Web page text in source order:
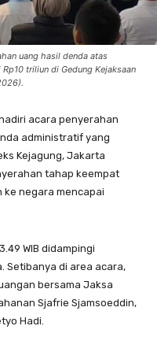
uang hasil denda atas
triliun di Gedung Kejaksaan
acara penyerahan
administratif yang
Kejagung, Jakarta
tahap keempat
negara mencapai
WIB didampingi
Setibanya di area acara,
bersama Jaksa
Sjafrie Sjamsoeddin,
Hadi.